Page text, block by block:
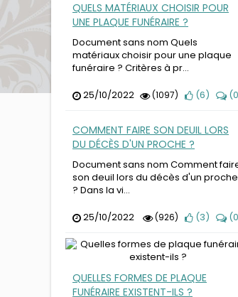
QUELS MATÉRIAUX CHOISIR POUR
UNE PLAQUE FUNÉRAIRE ?
Document sans nom Quels
matériaux choisir pour une plaque
funéraire ? Critères à pr...
25/10/2022
(1097) (6) (0
COMMENT FAIRE SON DEUIL LORS
DU DÉCÈS D'UN PROCHE ?
Document sans nom Comment
son deuil lors du décès d'un proche
? Dans la vi...
25/10/2022
(926) (3) (0
QUELLES FORMES DE PLAQUE
FUNÉRAIRE EXISTENT-ILS ?